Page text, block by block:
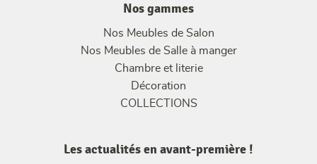
Nos gammes
Nos Meubles de Salon
Nos Meubles de Salle à manger
Chambre et literie
Décoration
COLLECTIONS
Les actualités en avant-première !